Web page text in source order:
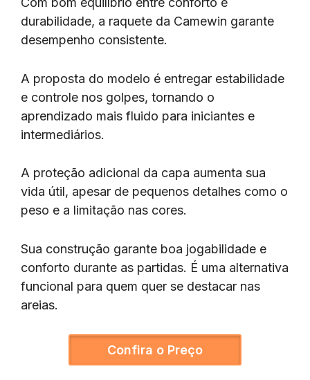
durabilidade, a raquete da Camewin garante
desempenho consistente.
A proposta do modelo é entregar estabilidade
e controle nos golpes, tornando o
aprendizado mais fluido para iniciantes e
intermediários.
A proteção adicional da capa aumenta sua
vida útil, apesar de pequenos detalhes como o
peso e a limitação nas cores.
Sua construção garante boa jogabilidade e
conforto durante as partidas. É uma alternativa
funcional para quem quer se destacar nas
areias.
Confira o Preço